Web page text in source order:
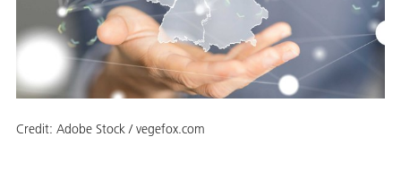
Credit: Adobe Stock / vegefox.com